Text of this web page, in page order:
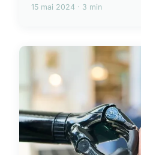
15 mai 2024 · 3 min